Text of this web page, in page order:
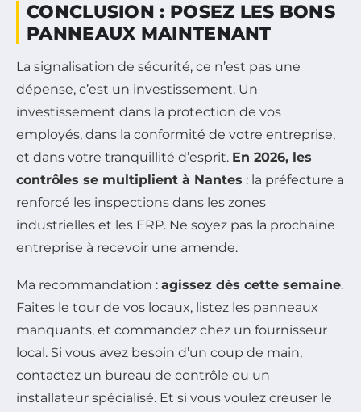
CONCLUSION : POSEZ LES BONS
PANNEAUX MAINTENANT
La signalisation de sécurité, ce n’est pas une
dépense, c’est un investissement. Un
investissement dans la protection de vos
employés, dans la conformité de votre entreprise,
et dans votre tranquillité d’esprit. En 2026, les
contrôles se multiplient à Nantes : la préfecture a
renforcé les inspections dans les zones
industrielles et les ERP. Ne soyez pas la prochaine
entreprise à recevoir une amende.
Ma recommandation : agissez dès cette semaine.
Faites le tour de vos locaux, listez les panneaux
manquants, et commandez chez un fournisseur
local. Si vous avez besoin d’un coup de main,
contactez un bureau de contrôle ou un
installateur spécialisé. Et si vous voulez creuser le